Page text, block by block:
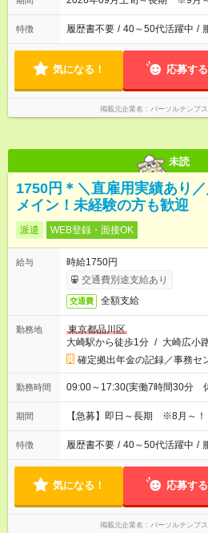
特徴 履歴書不要 / 40～50代活躍中 /
気になる！ 応募する
掲載元企業名 パーソルテンプ
未読
1750円＊＼直雇用実績あり
メイン！未経験の方も歓迎
派遣 WEB登録・面接OK
給与
時給1750円
交通費別途支給あり
交通費 全額支給
勤務地
東京都品川区
大崎駅から徒歩1分 / 大崎広小
確定拠出年金の記録／事務セ
勤務時間 09:00～17:30(実働7時間30分
期間 【急募】即日～長期 ※8月～！
特徴 履歴書不要 / 40～50代活躍中 /
気になる！ 応募する
掲載元企業名 パーソルテンプ